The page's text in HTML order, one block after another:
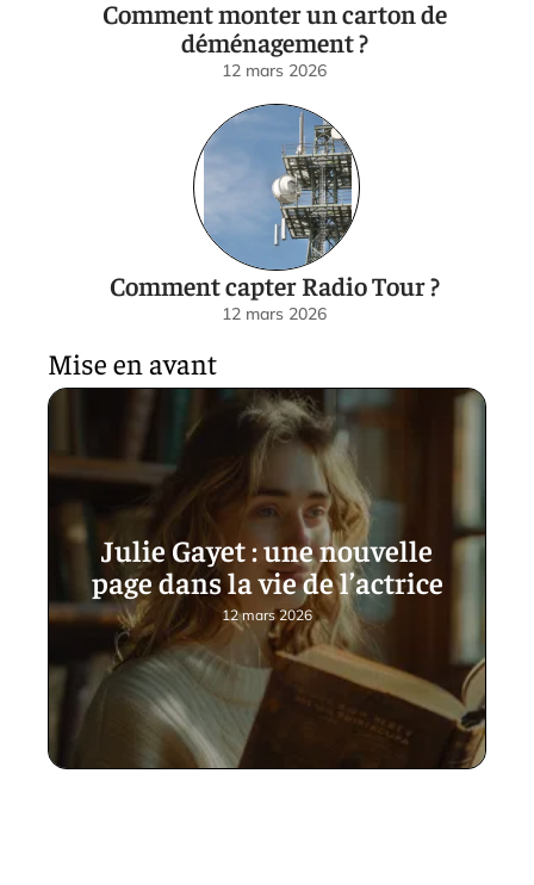
Comment monter un carton de
déménagement ?
12 mars 2026
Comment capter Radio Tour ?
12 mars 2026
Mise en avant
Julie Gayet : une nouvelle
page dans la vie de l’actrice
12 mars 2026